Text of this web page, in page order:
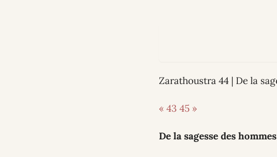
Zarathoustra 44 | De la
« 43 45 »
De la sagesse des hommes